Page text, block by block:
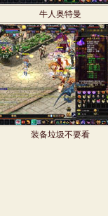
牛人奥特曼
装备垃圾不要看